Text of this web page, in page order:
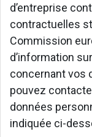
d’entreprise
contractuelles
Commission
d’information
concernant vos
pouvez
données
indiquée ci-